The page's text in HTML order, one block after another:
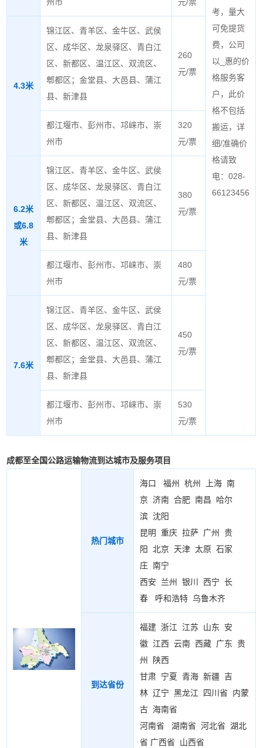
考，量大
可免提货
费，公司
以_惠的价
格服务客
户，此价
格不包括
搬运，详
细/准确价
格请致
电：028-
66123456
4.3米
锦江区、青羊区、金牛区、武侯
区、成华区、龙泉驿区、青白江
区、新都区、温江区、双流区、
郫都区；金堂县、大邑县、蒲江
县、新津县
260
元/票
都江堰市、彭州市、邛崃市、崇
州市
320
元/票
6.2米
或6.8
米
锦江区、青羊区、金牛区、武侯
区、成华区、龙泉驿区、青白江
区、新都区、温江区、双流区、
郫都区；金堂县、大邑县、蒲江
县、新津县
380
元/票
都江堰市、彭州市、邛崃市、崇
州市
480
元/票
7.6米
锦江区、青羊区、金牛区、武侯
区、成华区、龙泉驿区、青白江
区、新都区、温江区、双流区、
郫都区；金堂县、大邑县、蒲江
县、新津县
450
元/票
都江堰市、彭州市、邛崃市、崇
州市
530
元/票
成都至全国公路运输物流到达城市及服务项目
热门城市
海口 福州 杭州 上海 南
京 济南 合肥 南昌
哈尔
滨 沈阳
昆明
重庆 拉萨 广州
贵
阳
北京 天津 太原 石家
庄 南宁
西安
兰州 银川 西宁 长
春
呼和浩特 乌鲁木齐
到达省份
福建 浙江 江苏 山东
安
徽 江西 云南 西藏 广东 贵
州
陕西
甘肃 宁夏 青海 新疆 吉
林 辽宁 黑龙江 四川省
内蒙
古 海南省
河南省
湖南省 河北省 湖北
省 广西省 山西省